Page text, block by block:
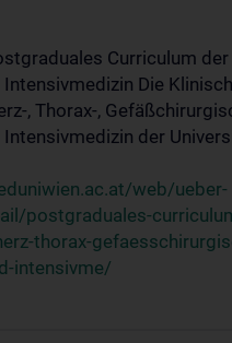
Curriculum der
Die
, Thorax-,
der
web/ueber-
postgraduales-
thorax-
intensivme/